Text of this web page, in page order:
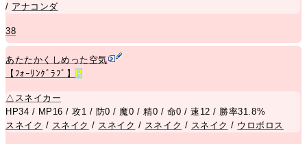
/ アナコンダ
38
あたたかくしめった空気
【ﾌｫｰﾘﾝｸﾞﾗﾌﾞ】 R
△ スネイカー
HP34 / MP16 / 攻1 / 防0 / 魔0 / 精0 / 命0 / 速12 / 勝率31.8%
スネイク / スネイク / スネイク / スネイク / スネイク / ウロボロス